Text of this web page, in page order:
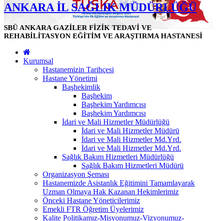
ANKARA İL SAĞLIK MÜDÜRLÜĞÜ
SBÜ ANKARA GAZİLER FİZİK TEDAVİ VE
REHABİLİTASYON EĞİTİM VE ARAŞTIRMA HASTANESİ
Kurumsal
Hastanemizin Tarihçesi
Hastane Yönetimi
Başhekimlik
Başhekim
Başhekim Yardımcısı
Başhekim Yardımcısı
İdari ve Mali Hizmetler Müdürlüğü
İdari ve Mali Hizmetler Müdürü
İdari ve Mali Hizmetler Md.Yrd.
İdari ve Mali Hizmetler Md.Yrd.
Sağlık Bakım Hizmetleri Müdürlüğü
Sağlık Bakım Hizmetleri Müdürü
Organizasyon Şeması
Hastanemizde Asistanlık Eğitimini Tamamlayarak
Uzman Olmaya Hak Kazanan Hekimlerimiz
Önceki Hastane Yöneticilerimiz
Emekli FTR Öğretim Üyelerimiz
Kalite Politikamız-Misyonumuz-Vizyonumuz-